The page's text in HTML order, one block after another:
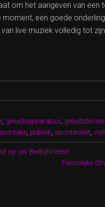
om het aangeven van
een goede
live muziek volledig tot
, geluidsapparatuur,
, publiek, spontaniteit,
op uw Bedrijfsfeest!
Feestelijke